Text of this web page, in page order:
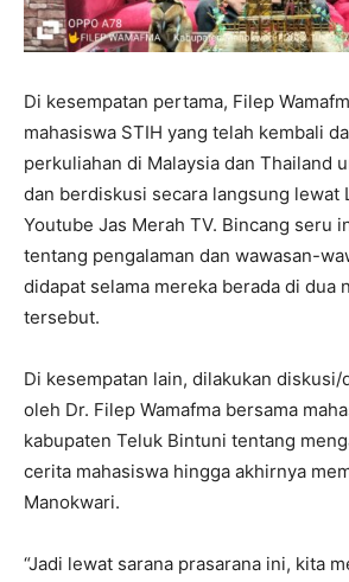
Di kesempatan pertama, Filep
mahasiswa STIH yang telah kembali
perkuliahan di Malaysia dan Thailand
dan berdiskusi secara langsung lewat
Youtube Jas Merah TV. Bincang seru
tentang pengalaman dan wawasan-
didapat selama mereka berada di dua
tersebut.
Di kesempatan lain, dilakukan
oleh Dr. Filep Wamafma bersama
kabupaten Teluk Bintuni tentang
cerita mahasiswa hingga akhirnya
Manokwari.
“Jadi lewat sarana prasarana ini, kita